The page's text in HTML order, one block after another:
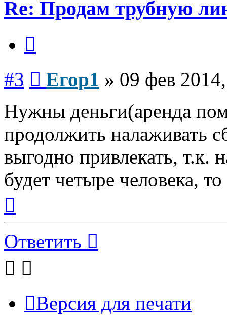
Re: Продам трубную
#3 Егор1 » 09 фев
Нужны деньги(аренда
продолжить налаживать
выгодно привлекать, т.к.
будет четыре человека,
началу
Ответить
Версия для печати